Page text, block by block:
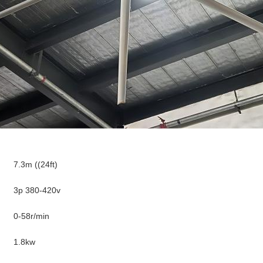
7.3m ((24ft)
3p 380-420v
0-58r/min
1.8kw